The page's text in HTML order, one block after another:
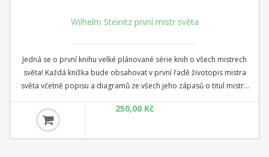
Wilhelm Steinitz první mistr světa
Jedná se o první knihu velké plánované série knih o všech mistrech
světa! Každá knížka bude obsahovat v první řadě životopis mistra
světa včetně popisu a diagramů ze všech jeho zápasů o titul mistra
vazbou V2.
250,00 Kč